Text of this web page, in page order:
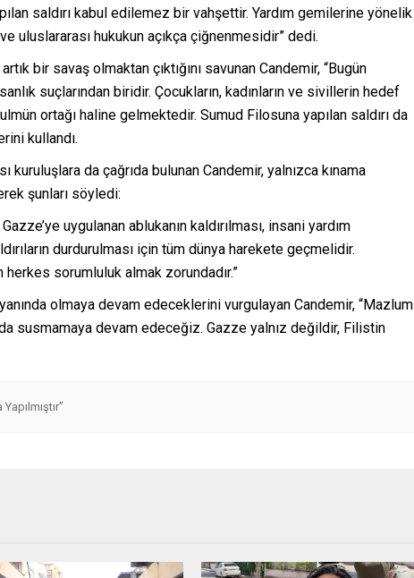
saldırı kabul edilemez bir vahşettir. Yardım gemilerine yönelik
uluslararası hukukun açıkça çiğnenmesidir” dedi.
bir savaş olmaktan çıktığını savunan Candemir, “Bugün
suçlarından biridir. Çocukların, kadınların ve sivillerin hedef
ortağı haline gelmektedir. Sumud Filosuna yapılan saldırı da
kullandı.
kuruluşlara da çağrıda bulunan Candemir, yalnızca kınama
şunları söyledi:
uygulanan ablukanın kaldırılması, insani yardım
durdurulması için tüm dünya harekete geçmelidir.
sorumluluk almak zorundadır.”
olmaya devam edeceklerini vurgulayan Candemir, “Mazlum
susmamaya devam edeceğiz. Gazze yalnız değildir, Filistin